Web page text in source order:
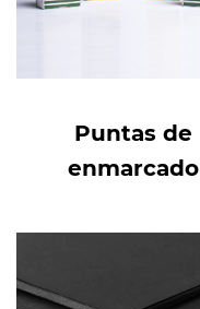
Puntas de
enmarcado